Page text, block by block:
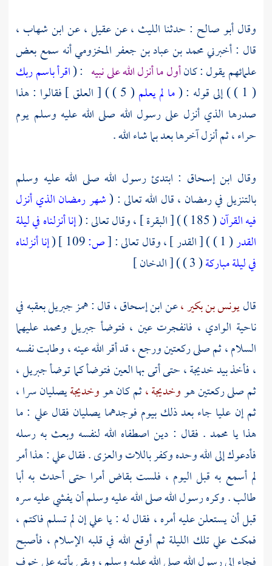
وقالأبو صالح : حدثنا الليث ،عنعقيل ،عنابن شهاب ،
قال : أخبرنيمحمد بن عباد بن جعفر المخزوميأنه سمع بعض
علمائهم يقول : كانأول ما أنزل الله على نبيه : (اقرأ باسم ربك
( 1 ) ) إلى قوله : (
ما لم يعلم
( 5 ) ) [ العلق ] فقالوا : هذا
صدرها الذي أنزل على رسول الله صلى الله عليه وسلم يوم
حراء ،ثم أنزل آخرها بعد بما شاء الله .
وقال ابن إسحاق : ابتدئ رسول الله صلى الله عليه وسلم
بالتنزيل في رمضان ، قال الله تعالى : (شهر رمضان الذي أنزل
فيه القرآن( 185 ) ) [ البقرة ] ، وقال تعالى : (
إنا أنزلناه في ليلة
القدر( 1 ) ) [ القدر ] ، وقال تعالى : [ص: (إنا أنزلناه
في ليلة مباركة( 3 ) ) [ الدخان ]
قاليونس بن بكير ،عنابن إسحاق ،قال : همزجبريلبعقبه في
ناحية الوادي ، فانفجرت عين ، فتوضأ جبريل ومحمد عليهما
السلام ، ثم صلى ركعتين ورجع ، قد أقر الله عينه ، وطابت نفسه
، فأخذ بيدخديجة ،حتى أتى بها العين فتوضأ كما توضأجبريل ،
ثم صلى ركعتين هووخديجة ،ثم كان هووخديجةيصليان سرا ،
ثم إن عليا جاء بعد ذلك بيوم فوجدهما يصليان فقالعلي : ما
هذا يا محمد . فقال : دين اصطفاه الله لنفسه وبعث به رسله
فأدعوك إلى الله وحده وكفر باللات والعزى . فقالعلي: هذا أمر
لم أسمع به قبل اليوم ، فلست بقاض أمرا حتى أحدث به أبا
طالب. وكره رسول الله صلى الله عليه وسلم أن يفشي عليه سره
قبل أن يستعلن عليه أمره ، فقال له : ياعليإن لم تسلم فاكتم ،
فمكث عليتلك الليلة ثم أوقع الله في قلبه الإسلام ، فأصبح